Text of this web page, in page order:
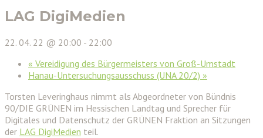
LAG DigiMedien
22. 04. 22 @ 20:00 - 22:00
« Vereidigung des Bürgermeisters von Groß-Umstadt
Hanau-Untersuchungsausschuss (UNA 20/2) »
Torsten Leveringhaus nimmt als Abgeordneter von Bündnis
90/DIE GRÜNEN im Hessischen Landtag und Sprecher für
Digitales und Datenschutz der GRÜNEN Fraktion an Sitzungen
der LAG DigiMedien teil.